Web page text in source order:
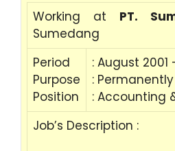
Working at PT.
Sumedang
Period
Purpose
Position
: August 2001
:
: Accounting
Job’s Description :